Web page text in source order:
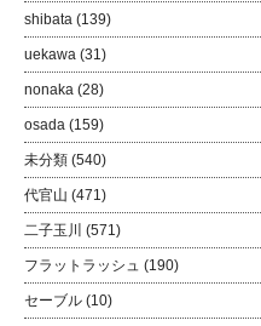
shibata (139)
uekawa (31)
nonaka (28)
osada (159)
未分類 (540)
代官山 (471)
二子玉川 (571)
フラットラッシュ (190)
セーブル (10)